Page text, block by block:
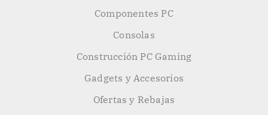
Componentes PC
Consolas
Construcción PC Gaming
Gadgets y Accesorios
Ofertas y Rebajas